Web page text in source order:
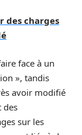
des charges
face à un
», tandis
avoir modifié
des
sur les